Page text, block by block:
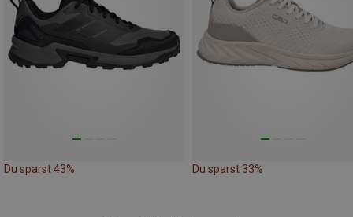
Du sparst 43% Du sparst 33%